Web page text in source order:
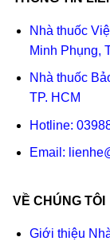
Nhà thuốc
Minh Phụng,
Nhà thuốc
TP. HCM
Hotline:
Email:
VỀ CHÚNG TÔI
Giới thiệu